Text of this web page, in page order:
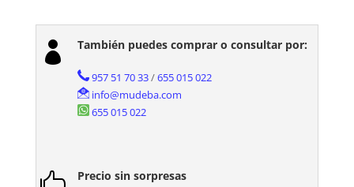
 También puedes comprar o consultar por:
957 51 70 33/655 015 022
info@mudeba.com
655 015 022
Precio sin sorpresas